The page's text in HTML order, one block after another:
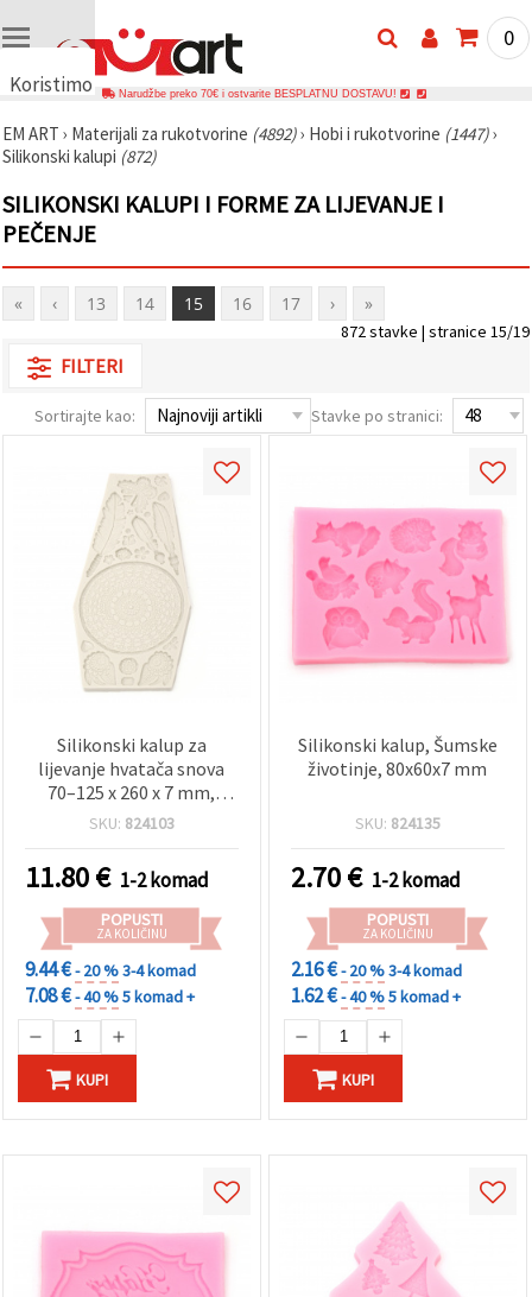
Koristimo
🍪
Koristimo
slične
tehnologije
kako bismo
funkcioniranje
web-
vaše
iskustvo i,
uz vašu
uz pomoć
korištenje
kolačića
klikom na
naznačiti
svoje
preferencije
Postavkama
odabirom
određene
vrste
kolačića i
klikom na
Prihvati
sve
0
Narudžbe preko 70€ i ostvarite BESPLATNU DOSTAVU!
EM ART › Materijali za rukotvorine (4892)› Hobi i rukotvorine (1447)›
Silikonski kalupi (872)
SILIKONSKI KALUPI I FORME ZA LIJEVANJE I
PEČENJE
« ‹ 13 14 15 16 17 › »
872 stavke | stranice 15/19
FILTERI
Sortirajte kao: Stavke po stranici:
Silikonski kalup za
lijevanje hvatača snova
70–125 x 260 x 7 mm,
boho dizajn s perjem —
epoksidnu/UV smolu,
glinu, sapun, DIY i dekor
doma
SKU: 824103
11.80€ 1-2 komad
POPUSTI
ZA KOLIČINU
9.44 €- 20 %3-4 komad
7.08 €- 40 %5 komad +
KUPI
Silikonski kalup, Šumske
životinje, 80x60x7 mm
SKU: 824135
2.70€ 1-2 komad
POPUSTI
ZA KOLIČINU
2.16 €- 20 %3-4 komad
1.62 €- 40 %5 komad +
KUPI